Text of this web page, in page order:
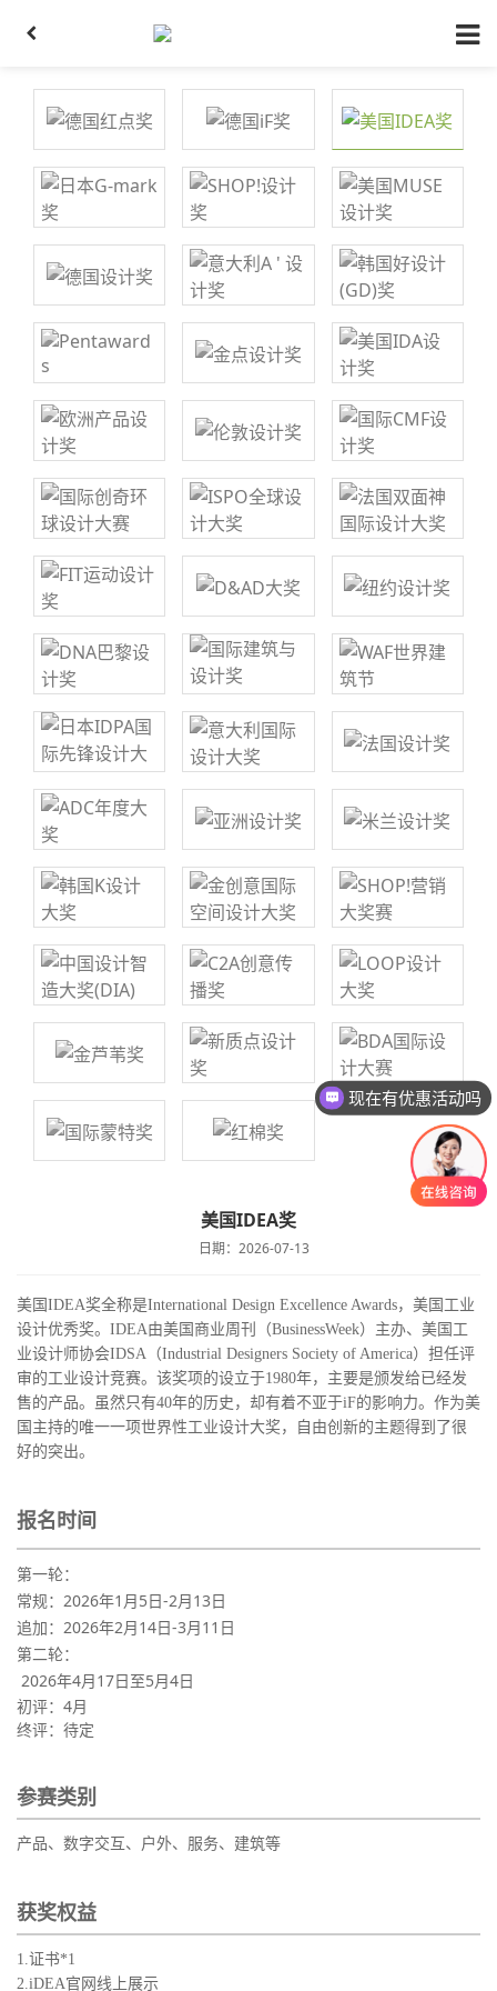
美国IDEA奖
日期：2026-07-13
美国IDEA奖全称是International Design Excellence Awards，美国工业
设计优秀奖。IDEA由美国商业周刊（BusinessWeek）主办、美国工
业设计师协会IDSA（Industrial Designers Society of America）担任评
审的工业设计竞赛。该奖项的设立于1980年，主要是颁发给已经发
售的产品。虽然只有40年的历史，却有着不亚于iF的影响力。作为美
国主持的唯一一项世界性工业设计大奖，自由创新的主题得到了很
好的突出。
报名时间
第一轮：
常规：2026年1月5日-2月13日
追加：2026年2月14日-3月11日
第二轮：
2026年4月17日至5月4日
初评：4月
终评：待定
参赛类别
产品、数字交互、户外、服务、建筑等
获奖权益
1.证书*1
2.iDEA官网线上展示
可以介绍下你们的产品么
现在有优惠活动吗